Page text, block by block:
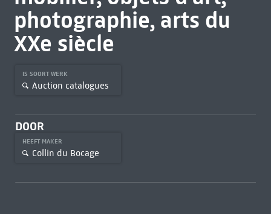
photographie, arts du
XXe siècle
IS SOORT WERK
Auction catalogues
DOOR
HEEFT MAKER
Collin du Bocage